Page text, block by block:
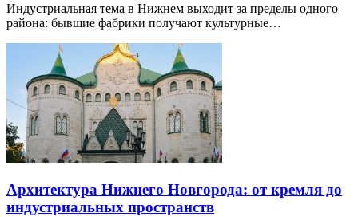
Индустриальная тема в Нижнем выходит за пределы одного
района: бывшие фабрики получают культурные…
Архитектура Нижнего Новгорода: от кремля до
индустриальных пространств